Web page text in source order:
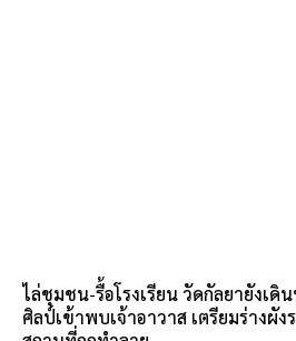
ไล่ชุมชน-รื้อโรงเรียน วัดกัลยายังเ
ศิลป์เข้าพบเจ้าอาวาส เตรียมร่างผั